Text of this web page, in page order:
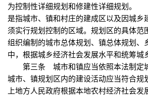
为控制性详细规划和修建性详细规划。
是指城市、镇和村庄的建成区以及因城乡
须实行规划控制的区域。规划区的具体范
组织编制的城市总体规划、镇总体规划、
中，根据城乡经济社会发展水平和统筹城
第三条 城市和镇应当依照本法制定城
城市、镇规划区内的建设活动应当符
上地方人民政府根据本地农村经济社会发